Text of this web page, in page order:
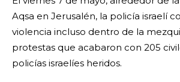
Aqsa en Jerusalén, la policía israelí
violencia incluso dentro de la
protestas que acabaron con 205
policías israelíes heridos.